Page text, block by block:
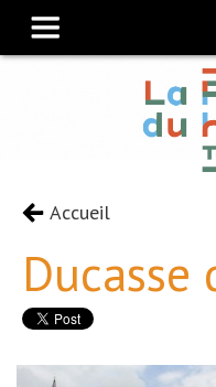
Accueil
Ducasse